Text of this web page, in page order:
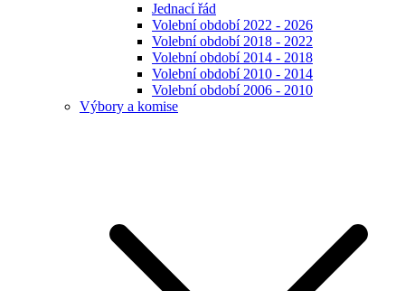
Jednací řád
Volební období 2022 - 2026
Volební období 2018 - 2022
Volební období 2014 - 2018
Volební období 2010 - 2014
Volební období 2006 - 2010
Výbory a komise